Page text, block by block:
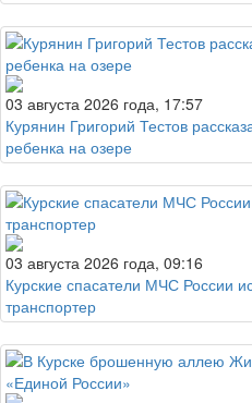
03 августа 2026 года, 17:57
Курянин Григорий Тестов
ребенка на озере
03 августа 2026 года, 09:16
Курские спасатели МЧС России
транспортер